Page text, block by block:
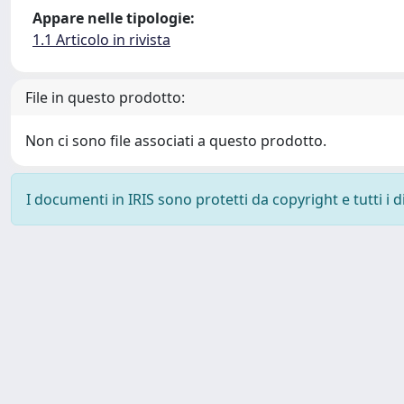
Appare nelle tipologie:
1.1 Articolo in rivista
File in questo prodotto:
Non ci sono file associati a questo prodotto.
I documenti in IRIS sono protetti da copyright e tutti i